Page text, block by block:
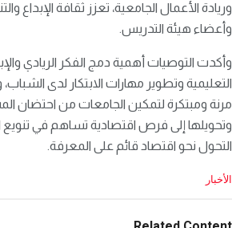
وريادة الأعمال الجامعية، تعزز ثقافة الإبداع
وأعضاء هيئة التدريس.
وأكدت التوصيات أهمية دمج الفكر الريادي
التعليمية وتطوير مهارات الابتكار لدى الشباب،
مرنة ومبتكرة لتمكين الجامعات من احتضان
وتحويلها إلى فرص اقتصادية تساهم في
التحول نحو اقتصاد قائم على المعرفة.
C
e
الأخبار